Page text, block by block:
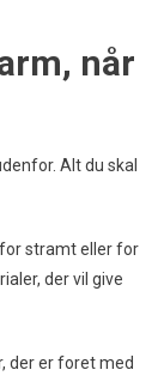
når
Alt du skal
for stramt eller for
der vil give
der er foret med